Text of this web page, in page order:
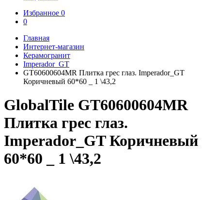
Избранное 0
0
Главная
Интернет-магазин
Керамогранит
Imperador_GT
GT60600604MR Плитка грес глаз. Imperador_GT
Коричневый 60*60 _ 1 \43,2
GlobalTile GT60600604MR
Плитка грес глаз.
Imperador_GT Коричневый
60*60 _ 1 \43,2